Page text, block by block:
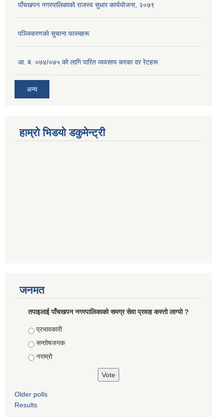
पाँचखपन नगरपालिकाको राजस्व सुधार कार्ययोजना, २०७९
पञ्जिकरणकाे सुचाना फारमहरू
आ. ब. ०७४/०७५ काे लागि पारित व्यवसाय करका दर रेटहरू
अन्य
हाम्रो भिडयो डकुमेन्ट्री
जनमत
तपाइलाई पाँचखपन नगरपालिकाको समग्र सेवा प्रवाह कस्तो लाग्यो ?
Choices
प्रभावकारी
सन्तोषजनक
नराम्राे
Older polls
Results